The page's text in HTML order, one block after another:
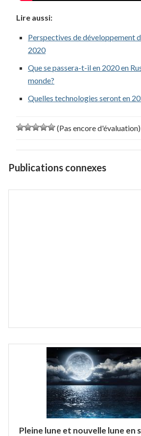
Lire aussi:
Perspectives de développement
2020
Que se passera-t-il en 2020 en
monde?
Quelles technologies seront en
(Pas encore d'évaluation)
Publications connexes
Pleine lune et nouvelle lune en